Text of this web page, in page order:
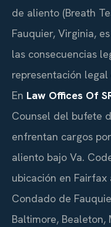
de aliento (Breath
Fauquier, Virginia,
las consecuencias
representación
En Law Offices Of
Counsel del bufete
enfrentan cargos
aliento bajo Va.
ubicación en
Condado de
Baltimore, Bealeton,